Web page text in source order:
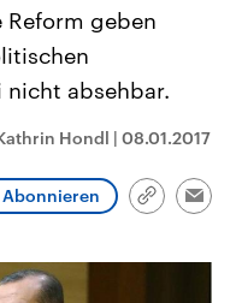
Libanon vom Iran
Podcasts
geben
nicht absehbar.
Hondl | 08.01.2017
Abonnieren
Link